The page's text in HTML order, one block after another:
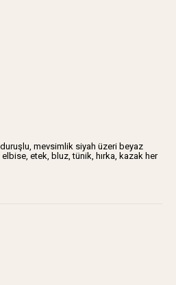
mevsimlik siyah üzeri beyaz
etek, bluz, tünik, hırka, kazak her